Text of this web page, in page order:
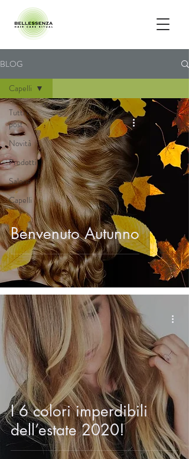
BLOG
Tutti i
post
Novità
Prodotti
Salone
Capelli
Capelli
Benvenuto Autunno
I 6 colori imperdibili
dell’estate 2020!